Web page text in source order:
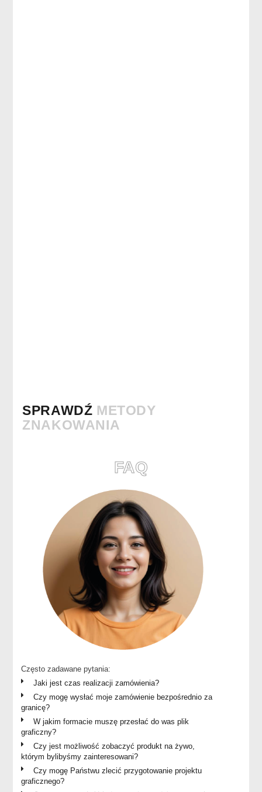
SPRAWDŹ METODY
ZNAKOWANIA
FAQ
Często zadawane pytania:
Jaki jest czas realizacji zamówienia?
Czy mogę wysłać moje zamówienie bezpośrednio za
granicę?
W jakim formacie muszę przesłać do was plik
graficzny?
Czy jest możliwość zobaczyć produkt na żywo,
którym bylibyśmy zainteresowani?
Czy mogę Państwu zlecić przygotowanie projektu
graficznego?